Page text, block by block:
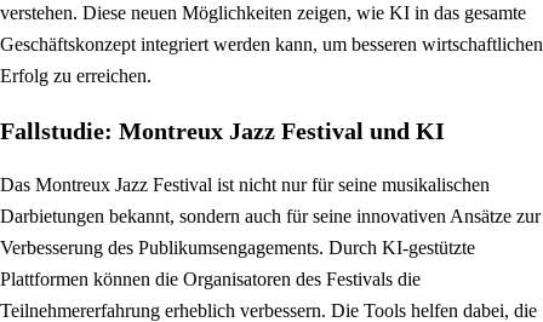
verstehen. Diese neuen Möglichkeiten zeigen, wie KI in das gesamte
Geschäftskonzept integriert werden kann, um besseren wirtschaftlichen
Erfolg zu erreichen.
Fallstudie: Montreux Jazz Festival und KI
Das Montreux Jazz Festival ist nicht nur für seine musikalischen
Darbietungen bekannt, sondern auch für seine innovativen Ansätze zur
Verbesserung des Publikumsengagements. Durch KI-gestützte
Plattformen können die Organisatoren des Festivals die
Teilnehmererfahrung erheblich verbessern. Die Tools helfen dabei, die